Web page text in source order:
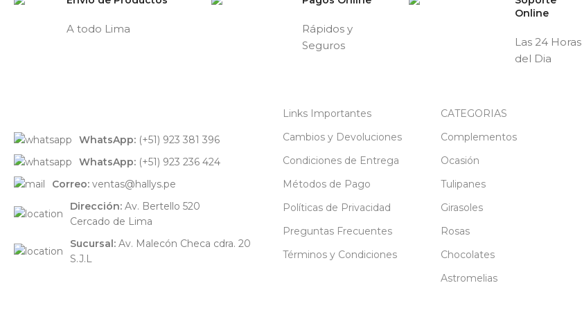
A todo Lima
Rápidos y
Seguros
Online
Las 24 Horas
del Dia
WhatsApp: (+51) 923 381 396
WhatsApp: (+51) 923 236 424
Correo: ventas@hallys.pe
Dirección: Av. Bertello 520
Cercado de Lima
Sucursal: Av. Malecón Checa cdra. 20
S.J.L
Links Importantes
Cambios y Devoluciones
Condiciones de Entrega
Métodos de Pago
Políticas de Privacidad
Preguntas Frecuentes
Términos y Condiciones
CATEGORIAS
Complementos
Ocasión
Tulipanes
Girasoles
Rosas
Chocolates
Astromelias